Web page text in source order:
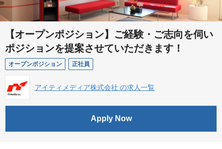
【オープンポジション】ご経験・ご志向を伺い
ポジションを提案させていただきます！
オープンポジション 正社員
アイティメディア株式会社 の求人一覧
Apply Now